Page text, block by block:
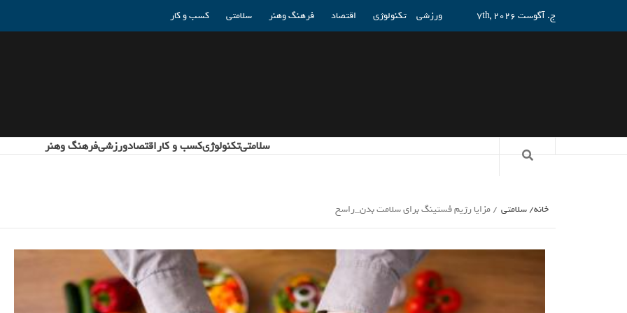
ج. آگوست 7th, 2026 ورزشی تکنولوژی اقتصاد فرهنگ وهنر سلامتی کسب و کار
سلامتیتکنولوژیکسب و کاراقتصادورزشیفرهنگ وهنر
خانه سلامتی مزایا رژیم فستینگ برای سلامت بدن_راسخ